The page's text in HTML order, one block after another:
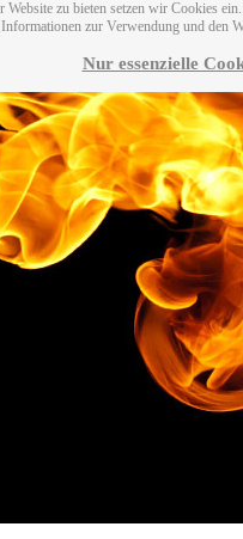
Website zu bieten setzen wir Cookies
zur Verwendung und den
Nur essenzielle